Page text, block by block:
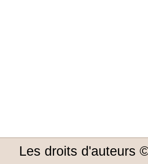
Les droits d'auteurs